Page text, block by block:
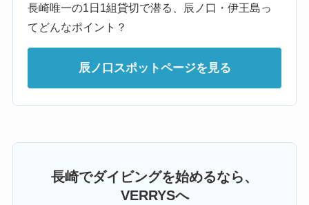
長崎唯一の1日1組貸切で潜る、辰ノ口・伊王島っ
てどんなポイント？
辰ノ口スポットページを見る
長崎でダイビングを始めるなら、
VERRYSへ